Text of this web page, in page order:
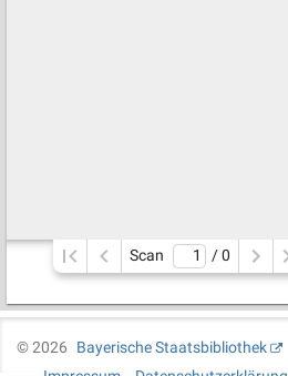
Scan / 0
©2026
Bayerische Staatsbibliothek